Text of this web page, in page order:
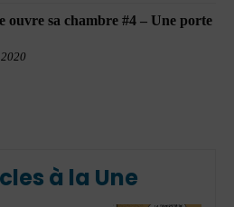
ouvre sa chambre #4 – Une porte
à la Une